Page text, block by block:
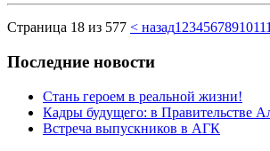
Страница 18 из 577 < назад1 234567891011
Последние новости
Стань героем в реальной жизни!
Кадры будущего: в Правительстве
Встреча выпускников в АГК